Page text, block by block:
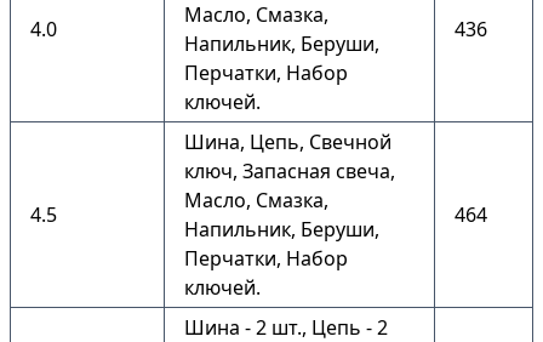
4.0
Масло, Смазка,
Напильник, Беруши,
Перчатки, Набор
ключей.
436
4.5
Шина, Цепь, Свечной
ключ, Запасная свеча,
Масло, Смазка,
Напильник, Беруши,
Перчатки, Набор
ключей.
464
Шина - 2 шт., Цепь - 2